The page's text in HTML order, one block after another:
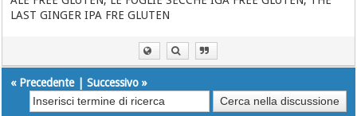
LAST GINGER IPA FRE GLUTEN
« Precedente|Successivo »